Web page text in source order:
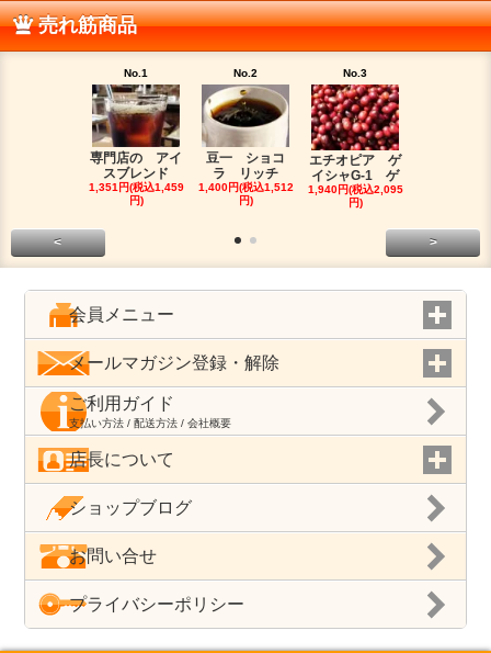
売れ筋商品
No.1
専門店の アイ
スブレンド
1,351円(税込1,459
円)
No.2
豆一 ショコ
ラ リッチ
1,400円(税込1,512
円)
No.3
エチオピア ゲ
イシャG-1 ゲ
1,940円(税込2,095
円)
< >
会員メニュー
メールマガジン登録・解除
ご利用ガイド
支払い方法 / 配送方法 / 会社概要
店長について
ショップブログ
お問い合せ
プライバシーポリシー